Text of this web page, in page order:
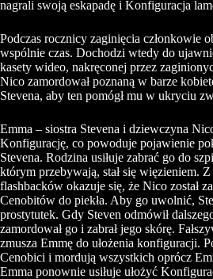
nagrali swoją eskapadę i Konfiguracja
Podczas rocznicy zaginięcia członkowie
wspólnie czas. Dochodzi wtedy do
kasety wideo, nakręconej przez
Nico zamordował poznaną w barze
Stevena, aby ten pomógł mu w ukryciu
Emma – siostra Stevena i dziewczyna
Konfigurację, co powoduje pojawienie
Stevena. Rodzina usiłuje zabrać go do
którym przebywają, stał się więzieniem.
flashbacków okazuje się, że Nico został
Cenobitów do piekła. Aby go uwolnić,
prostytutek. Gdy Steven odmówił
zamordował go i zabrał jego skórę.
zmusza Emmę do ułożenia konfiguracji.
Cenobici i mordują wszystkich oprócz
Emma ponownie usiłuje ułożyć